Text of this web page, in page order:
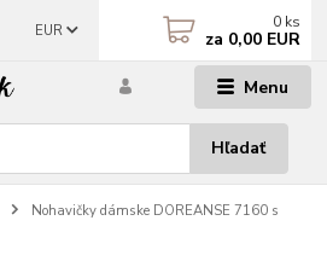
Menu
EUR
Hľadať
0 ks
za 0,00 EUR
Nohavičky dámske DOREANSE 7160 s